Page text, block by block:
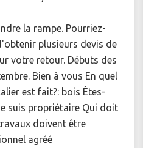
la rampe. Pourriez-
plusieurs devis de
votre retour. Débuts des
Bien à vous En quel
est fait?: bois Êtes-
suis propriétaire Qui doit
doivent être
agréé